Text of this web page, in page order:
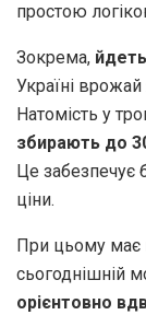
простою
Зокрема,
Україні
Натомість у
збирають до
Це забезпечує
ціни.
При цьому має
сьогоднішній
орієнтовно